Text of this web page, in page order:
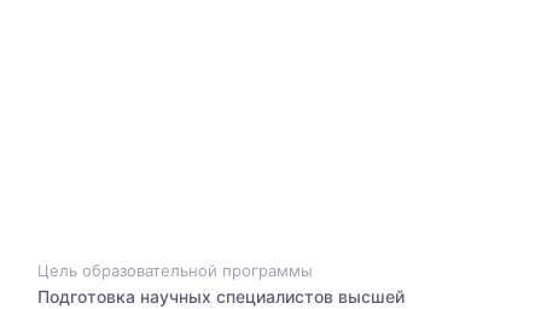
Цель образовательной программы
Подготовка научных специалистов высшей